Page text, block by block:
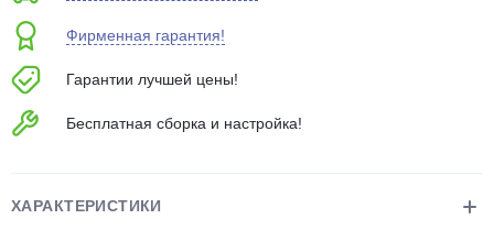
Фирменная гарантия!
Гарантии лучшей цены!
Бесплатная сборка и настройка!
ХАРАКТЕРИСТИКИ
Остались вопросы?